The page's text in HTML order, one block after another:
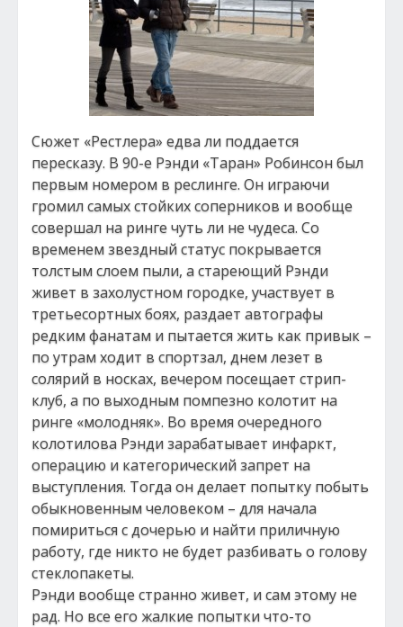
Сюжет «Рестлера» едва ли поддается
пересказу. В 90-е Рэнди «Таран» Робинсон был
первым номером в реслинге. Он играючи
громил самых стойких соперников и вообще
совершал на ринге чуть ли не чудеса. Со
временем звездный статус покрывается
толстым слоем пыли, а стареющий Рэнди
живет в захолустном городке, участвует в
третьесортных боях, раздает автографы
редким фанатам и пытается жить как привык –
по утрам ходит в спортзал, днем лезет в
солярий в носках, вечером посещает стрип-
клуб, а по выходным помпезно колотит на
ринге «молодняк». Во время очередного
колотилова Рэнди зарабатывает инфаркт,
операцию и категорический запрет на
выступления. Тогда он делает попытку побыть
обыкновенным человеком – для начала
помириться с дочерью и найти приличную
работу, где никто не будет разбивать о голову
стеклопакеты.
Рэнди вообще странно живет, и сам этому не
рад. Но все его жалкие попытки что-то